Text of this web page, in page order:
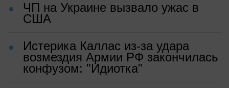
ЧП на Украине вызвало ужас в
США
Истерика Каллас из-за удара
возмездия Армии РФ закончилась
конфузом: "Идиотка"